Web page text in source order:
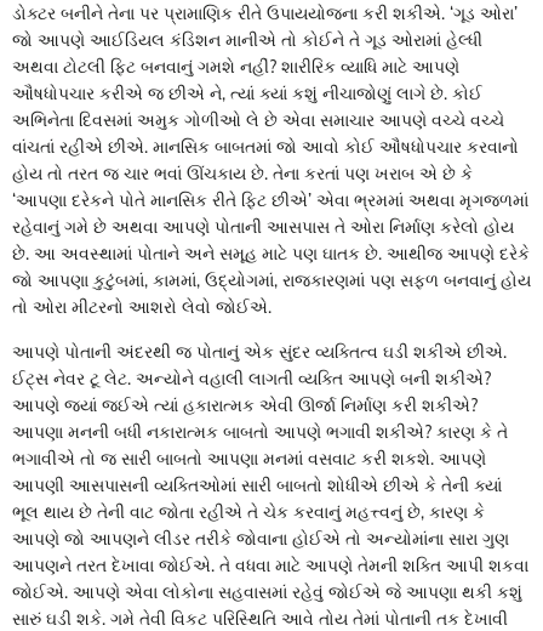
ડોક્ટર બનીને તેના પર પ્રામાણિક રીતે ઉપાયયોજના કરી શકીએ. ‘ગૂડ ઓરા’
જો આપણે આઈડિયલ કંડિશન માનીએ તો કોઈને તે ગૂડ ઓરામાં હેલ્ધી
અથવા ટોટલી ફિટ બનવાનું ગમશે નહીં? શારીરિક વ્યાધિ માટે આપણે
ઔષધોપચાર કરીએ જ છીએ ને, ત્યાં ક્યાં કશું નીચાજોણું લાગે છે. કોઈ
અભિનેતા દિવસમાં અમુક ગોળીઓ લે છે એવા સમાચાર આપણે વચ્ચે વચ્ચે
વાંચતાં રહીએ છીએ. માનસિક બાબતમાં જો આવો કોઈ ઔષધોપચાર કરવાનો
હોય તો તરત જ ચાર ભવાં ઊંચકાય છે. તેના કરતાં પણ ખરાબ એ છે કે
‘આપણા દરેકને પોતે માનસિક રીતે ફિટ છીએ’ એવા ભ્રમમાં અથવા મૃગજળમાં
રહેવાનું ગમે છે અથવા આપણે પોતાની આસપાસ તે ઓરા નિર્માણ કરેલો હોય
છે. આ અવસ્થામાં પોતાને અને સમૂહ માટે પણ ઘાતક છે. આથીજ આપણે દરેકે
જો આપણા કુટુંબમાં, કામમાં, ઉદ્યોગમાં, રાજકારણમાં પણ સફળ બનવાનું હોય
તો ઓરા મીટરનો આશરો લેવો જોઈએ.
આપણે પોતાની અંદરથી જ પોતાનું એક સુંદર વ્યક્તિત્વ ઘડી શકીએ છીએ.
ઈટ્સ નેવર ટૂ લેટ. અન્યોને વહાલી લાગતી વ્યક્તિ આપણે બની શકીએ?
આપણે જ્યાં જઈએ ત્યાં હકારાત્મક એવી ઊર્જા નિર્માણ કરી શકીએ?
આપણા મનની બધી નકારાત્મક બાબતો આપણે ભગાવી શકીએ? કારણ કે તે
ભગાવીએ તો જ સારી બાબતો આપણા મનમાં વસવાટ કરી શકશે. આપણે
આપણી આસપાસની વ્યક્તિઓમાં સારી બાબતો શોધીએ છીએ કે તેની ક્યાં
ભૂલ થાય છે તેની વાટ જોતા રહીએ તે ચેક કરવાનું મહત્ત્વનું છે, કારણ કે
આપણે જો આપણને લીડર તરીકે જોવાના હોઈએ તો અન્યોમાંના સારા ગુણ
આપણને તરત દેખાવા જોઈએ. તે વધવા માટે આપણે તેમની શક્તિ આપી શકવા
જોઈએ. આપણે એવા લોકોના સહવાસમાં રહેવું જોઈએ જે આપણા થકી કશું
સારું ઘડી શકે. ગમે તેવી વિકટ પરિસ્થિતિ આવે તોય તેમાં પોતાની તક દેખાવી